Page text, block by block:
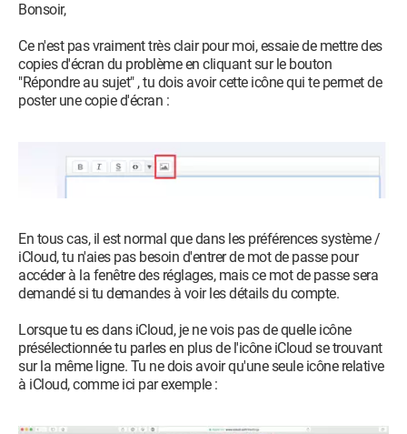
Bonsoir,
Ce n'est pas vraiment très clair pour moi, essaie de mettre des
copies d'écran du problème en cliquant sur le bouton
"Répondre au sujet" , tu dois avoir cette icône qui te permet de
poster une copie d'écran :
En tous cas, il est normal que dans les préférences système /
iCloud, tu n'aies pas besoin d'entrer de mot de passe pour
accéder à la fenêtre des réglages, mais ce mot de passe sera
demandé si tu demandes à voir les détails du compte.
Lorsque tu es dans iCloud, je ne vois pas de quelle icône
présélectionnée tu parles en plus de l'icône iCloud se trouvant
sur la même ligne. Tu ne dois avoir qu'une seule icône relative
à iCloud, comme ici par exemple :